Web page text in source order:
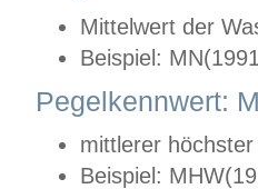
Mittelwert der
Beispiel:
Pegelkennwert:
mittlerer
Beispiel: